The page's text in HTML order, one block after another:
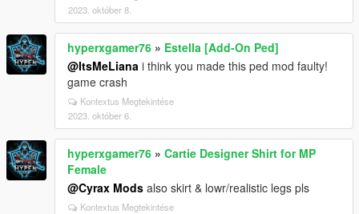
2023. október 8.
hyperxgamer76 » Estella [Add-On Ped]
@ItsMeLiana i think you made this ped mod faulty!
game crash
Kontextus Megtekintése
2023. október 6.
hyperxgamer76 » Cartie Designer Shirt for MP
Female
@Cyrax Mods also skirt & lowr/realistic legs pls
Kontextus Megtekintése